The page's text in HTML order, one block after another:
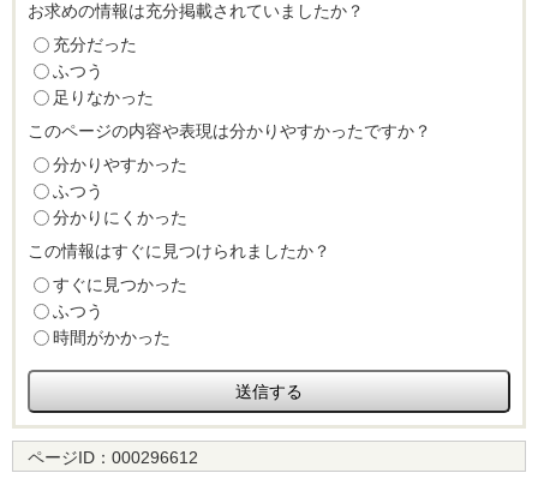
お求めの情報は充分掲載されていましたか？
充分だった
ふつう
足りなかった
このページの内容や表現は分かりやすかったですか？
分かりやすかった
ふつう
分かりにくかった
この情報はすぐに見つけられましたか？
すぐに見つかった
ふつう
時間がかかった
ページID： 000296612